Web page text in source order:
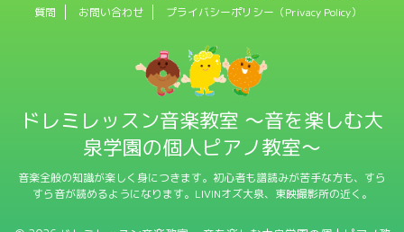
質問
お問い合わせ プライバシーポリシー（Privacy Policy）
ドレミレッスン音楽教室 〜音を楽しむ大
泉学園の個人ピアノ教室〜
音楽全般の知識が楽しく身につきます。初心者も譜読みが苦手な方も、すら
すら音が読めるようになります。LIVINオズ大泉、東映撮影所の近く。